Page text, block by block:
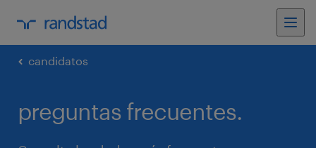
candidatos
preguntas frecuentes.